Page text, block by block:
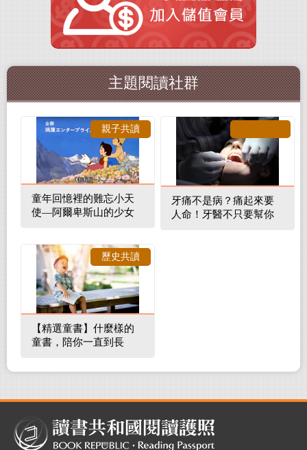
主題閱讀社群
童年回憶裡的難忘小天
使—阿爾卑斯山的少女
親子共讀
牙痛不是病？痛起來要
人命！牙醫不只要幫你
【精選童書】什麼樣的
童書，陪你一直到長
歷史共讀